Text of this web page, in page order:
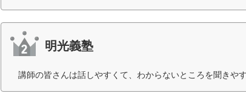
明光義塾
講師の皆さんは話しやすくて、わからないところを聞きや